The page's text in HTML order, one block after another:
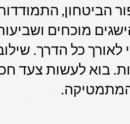
הביטחון,
מוכחים
כל הדרך.
בוא לעשות צעד
המתמטיקה.